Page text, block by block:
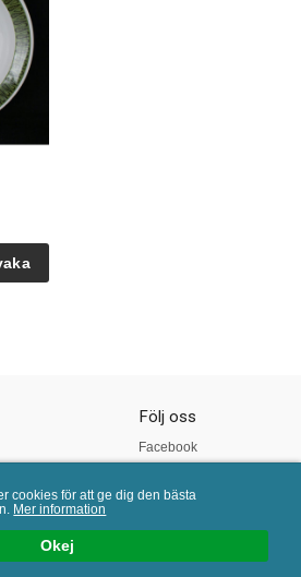
Okej
cookies för att ge dig den bästa
Mer information
Följ oss
Facebook
Twitter